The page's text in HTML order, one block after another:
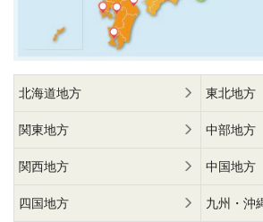
北海道地方 東北地方
関東地方 中部地方
関西地方 中国地方
四国地方 九州・沖